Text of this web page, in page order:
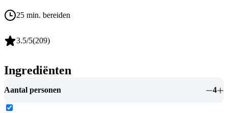
25 min. bereiden
3.5/5(209)
Ingrediënten
Aantal personen 4